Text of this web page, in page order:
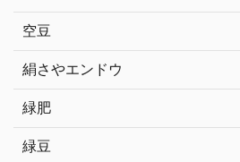
空豆
絹さやエンドウ
緑肥
緑豆